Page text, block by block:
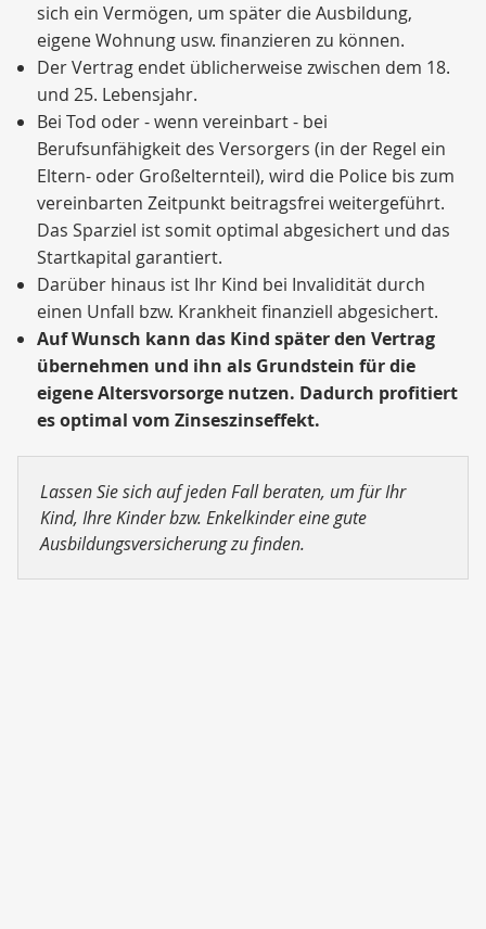
sich ein Vermögen, um später die Ausbildung,
eigene Wohnung usw. finanzieren zu können.
Der Vertrag endet üblicherweise zwischen dem 18.
und 25. Lebensjahr.
Bei Tod oder - wenn vereinbart - bei
Berufsunfähigkeit des Versorgers (in der Regel ein
Eltern- oder Großelternteil), wird die Police bis zum
vereinbarten Zeitpunkt beitragsfrei weitergeführt.
Das Sparziel ist somit optimal abgesichert und das
Startkapital garantiert.
Darüber hinaus ist Ihr Kind bei Invalidität durch
einen Unfall bzw. Krankheit finanziell abgesichert.
Auf Wunsch kann das Kind später den Vertrag
übernehmen und ihn als Grundstein für die
eigene Altersvorsorge nutzen. Dadurch profitiert
es optimal vom Zinseszinseffekt.
Lassen Sie sich auf jeden Fall beraten, um für Ihr
Kind, Ihre Kinder bzw. Enkelkinder eine gute
Ausbildungsversicherung zu finden.